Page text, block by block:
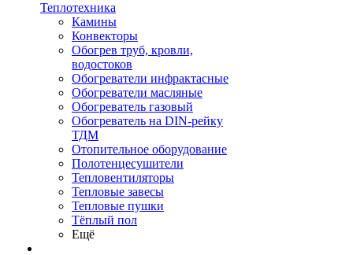
Теплотехника
Камины
Конвекторы
Обогрев труб, кровли,
водостоков
Обогреватели инфрактасные
Обогреватели масляные
Обогреватель газовый
Обогреватель на DIN-рейку
ТДМ
Отопительное оборудование
Полотенцесушители
Тепловентиляторы
Тепловые завесы
Тепловые пушки
Тёплый пол
Ещё